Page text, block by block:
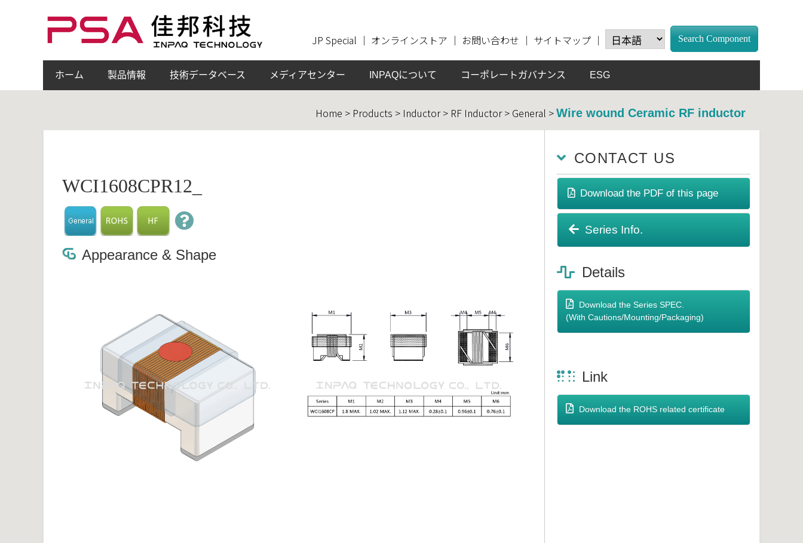
JP Special ｜ オンラインストア ｜ お問い合わせ ｜ サイトマップ ｜ Search Component
ホーム 製品情報 技術データベース メディアセンター INPAQについて コーポレートガバナンス ESG
Home > Products > Inductor > RF Inductor > General >Wire wound Ceramic RF inductor
WCI1608CPR12_
Appearance & Shape
CONTACT US
Download the PDF of this page
Series Info.
Details
Download the Series SPEC.
(With Cautions/Mounting/Packaging)
Link
Download the ROHS related certificate